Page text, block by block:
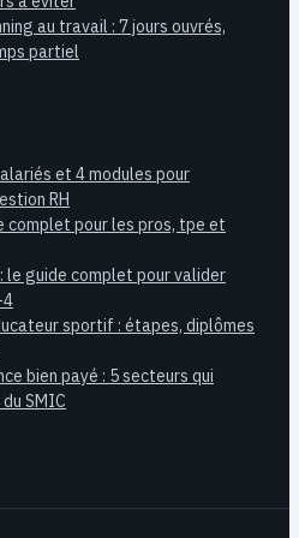
au travail : 7 jours ouvrés,
partiel
et 4 modules pour
RH
complet pour les pros, tpe et
le guide complet pour valider
sportif : étapes, diplômes
bien payé : 5 secteurs qui
SMIC